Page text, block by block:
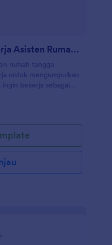
Formulir Lamaran Kerja Asisten Rumah Tangga
rumah tangga
untuk mengumpulkan
bekerja sebagai